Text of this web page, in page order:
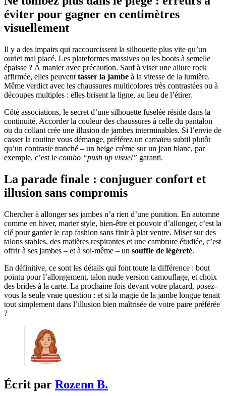
éviter pour gagner en centimètres
visuellement
Il y a des impairs qui raccourcissent la silhouette plus vite qu’un
ourlet mal placé. Les plateformes massives ou les boots à semelle
épaisse ? À manier avec précaution. Sauf à viser une allure rock
affirmée, elles peuvent tasser la jambe à la vitesse de la lumière.
Même verdict avec les chaussures multicolores très contrastées ou à
découpes multiples : elles brisent la ligne, au lieu de l’étirer.
Côté associations, le secret d’une silhouette fuselée réside dans la
continuité. Accorder la couleur des chaussures à celle du pantalon
ou du collant crée une illusion de jambes interminables. Si l’envie de
casser la routine vous démange, préférez un camaïeu subtil plutôt
qu’un contraste tranché – un beige crème sur un jean blanc, par
exemple, c’est le combo “push up visuel” garanti.
La parade finale : conjuguer confort et
illusion sans compromis
Chercher à allonger ses jambes n’a rien d’une punition. En automne
comme en hiver, marier style, bien-être et pouvoir d’allonger, c’est la
clé pour garder le cap fashion sans finir à plat ventre. Miser sur des
talons stables, des matières respirantes et une cambrure étudiée, c’est
offrir à ses jambes – et à soi-même – un souffle de légèreté.
En définitive, ce sont les détails qui font toute la différence : bout
pointu pour l’allongement, talon nude version camouflage, et choix
des brides à la carte. La prochaine fois devant votre placard, posez-
vous la seule vraie question : et si la magie de la jambe longue tenait
tout simplement dans l’illusion bien maîtrisée de votre paire préférée
?
Écrit par Rozenn B.